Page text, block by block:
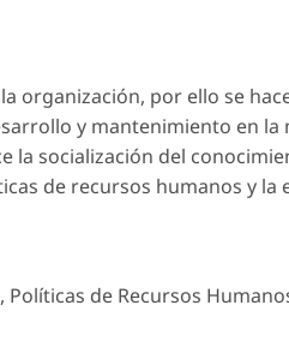
organización, por ello se
y mantenimiento en la
la socialización del
de recursos humanos y la
de Recursos